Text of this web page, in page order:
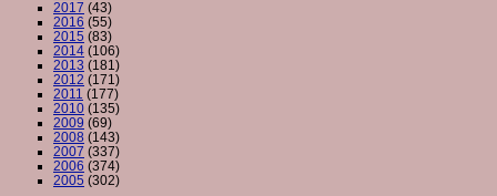
2017 (43)
2016 (55)
2015 (83)
2014 (106)
2013 (181)
2012 (171)
2011 (177)
2010 (135)
2009 (69)
2008 (143)
2007 (337)
2006 (374)
2005 (302)